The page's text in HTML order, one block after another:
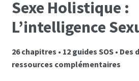
Les programmes les plus
Les programmes les plus
Sexe Holistique :
L’intelligence
26 chapitres • 12 guides SOS • Des
ressources complémentaires